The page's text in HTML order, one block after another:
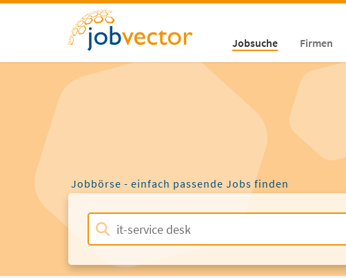
Jobsuche Firmen
Jobbörse - einfach passende Jobs finden